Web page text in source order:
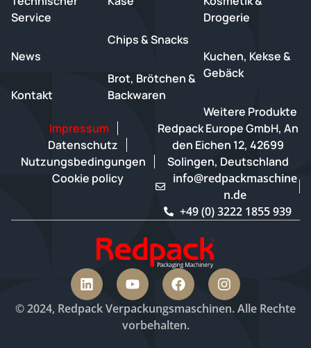
Service
News
Kontakt
Chips & Snacks
Brot, Brötchen &
Backwaren
Drogerie
Kuchen, Kekse &
Gebäck
Weitere Produkte
Redpack Europe GmbH, An
den Eichen 12, 42699
Solingen, Deutschland
info@redpackmaschine
n.de
+49 (0) 3222 1855 939
Impressum
Datenschutz
Nutzungsbedingungen
Cookie policy
© 2024, Redpack Verpackungsmaschinen. Alle Rechte
vorbehalten.